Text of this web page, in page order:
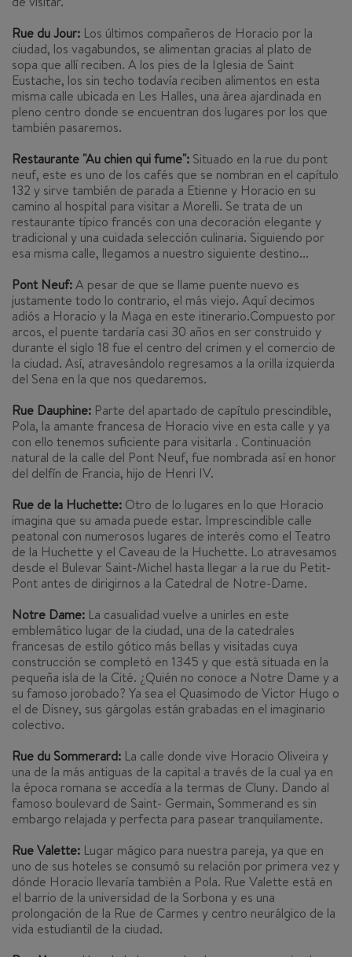
Rue du Jour: Los últimos compañeros de Horacio por la
ciudad, los vagabundos, se alimentan gracias al plato de
sopa que allí reciben. A los pies de la Iglesia de Saint
Eustache, los sin techo todavía reciben alimentos en esta
misma calle ubicada en Les Halles, una área ajardinada en
pleno centro donde se encuentran dos lugares por los que
también pasaremos.
Restaurante "Au chien qui fume": Situado en la rue du pont
neuf, este es uno de los cafés que se nombran en el capítulo
132 y sirve también de parada a Etienne y Horacio en su
camino al hospital para visitar a Morelli. Se trata de un
restaurante típico francés con una decoración elegante y
tradicional y una cuidada selección culinaria. Siguiendo por
esa misma calle, llegamos a nuestro siguiente destino...
Pont Neuf:A pesar de que se llame puente nuevo es
justamente todo lo contrario, el más viejo. Aquí decimos
adiós a Horacio y la Maga en este itinerario.Compuesto por
arcos, el puente tardaría casi 30 años en ser construido y
durante el siglo 18 fue el centro del crimen y el comercio de
la ciudad. Así, atravesándolo regresamos a la orilla izquierda
del Sena en la que nos quedaremos.
Rue Dauphine: Parte del apartado de capítulo prescindible,
Pola, la amante francesa de Horacio vive en esta calle y ya
con ello tenemos suficiente para visitarla . Continuación
natural de la calle del Pont Neuf, fue nombrada así en honor
del delfín de Francia, hijo de Henri IV.
Rue de la Huchette: Otro de lo lugares en lo que Horacio
imagina que su amada puede estar. Imprescindible calle
peatonal con numerosos lugares de interés como el Teatro
de la Huchette y el Caveau de la Huchette. Lo atravesamos
desde el Bulevar Saint-Michel hasta llegar a la rue du Petit-
Pont antes de dirigirnos a la Catedral de Notre-Dame.
Notre Dame: La casualidad vuelve a unirles en este
emblemático lugar de la ciudad, una de la catedrales
francesas de estilo gótico más bellas y visitadas cuya
construcción se completó en 1345 y que está situada en la
pequeña isla de la Cité. ¿Quién no conoce a Notre Dame y a
su famoso jorobado? Ya sea el Quasimodo de Victor Hugo o
el de Disney, sus gárgolas están grabadas en el imaginario
colectivo.
Rue du Sommerard: La calle donde vive Horacio Oliveira y
una de la más antiguas de la capital a través de la cual ya en
la época romana se accedía a la termas de Cluny. Dando al
famoso boulevard de Saint- Germain, Sommerand es sin
embargo relajada y perfecta para pasear tranquilamente.
Rue Valette: Lugar mágico para nuestra pareja, ya que en
uno de sus hoteles se consumó su relación por primera vez y
dónde Horacio llevaría también a Pola. Rue Valette está en
el barrio de la universidad de la Sorbona y es una
prolongación de la Rue de Carmes y centro neurálgico de la
vida estudiantil de la ciudad.